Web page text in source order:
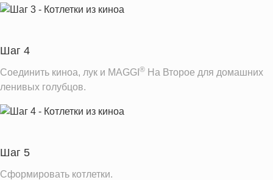
Шаг 4
Соединить киноа, лук и MAGGI ® На Второе для домашних
ленивых голубцов.
Шаг 5
Сформировать котлетки.